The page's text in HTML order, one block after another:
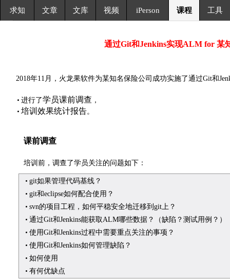
求知 文章 文库 视频 iPerson 课程 工具
通过Git和Jenkins实现ALM for 某
2018年11月，火龙果软件为某知名保险公司成功实施了通过Git和
进行了学员课前调查 ，
培训效果统计报告。
课前调查
培训前，调查了学员关注的问题如下：
git如果管理代码基线？
git和eclipse如何配合使用？
svn的项目工程，如何平稳安全地迁移到git上？
通过Git和Jenkins能获取ALM哪些数据？（缺陷？测试用例？）
使用Git和Jenkins过程中需要重点关注的事项？
使用Git和Jenkins如何管理缺陷？
如何使用
有何优缺点